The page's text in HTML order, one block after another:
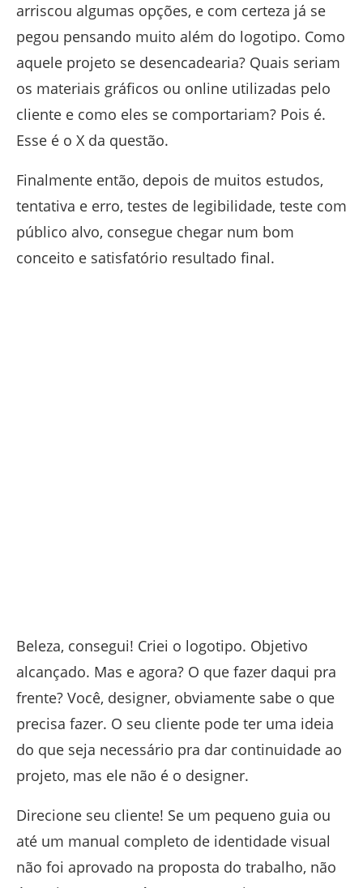
arriscou algumas opções, e com certeza já se
pegou pensando muito além do logotipo. Como
aquele projeto se desencadearia? Quais seriam
os materiais gráficos ou online utilizadas pelo
cliente e como eles se comportariam? Pois é.
Esse é o X da questão.
Finalmente então, depois de muitos estudos,
tentativa e erro, testes de legibilidade, teste com
público alvo, consegue chegar num bom
conceito e satisfatório resultado final.
Beleza, consegui! Criei o logotipo. Objetivo
alcançado. Mas e agora? O que fazer daqui pra
frente? Você, designer, obviamente sabe o que
precisa fazer. O seu cliente pode ter uma ideia
do que seja necessário pra dar continuidade ao
projeto, mas ele não é o designer.
Direcione seu cliente! Se um pequeno guia ou
até um manual completo de identidade visual
não foi aprovado na proposta do trabalho, não